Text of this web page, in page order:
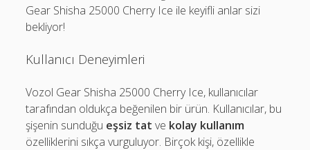
Gear Shisha 25000 Cherry Ice ile keyifli anlar sizi
bekliyor!
Kullanıcı Deneyimleri
Vozol Gear Shisha 25000 Cherry Ice, kullanıcılar
tarafından oldukça beğenilen bir ürün. Kullanıcılar, bu
şişenin sunduğu eşsiz tat ve kolay kullanım
özelliklerini sıkça vurguluyor. Birçok kişi, özellikle